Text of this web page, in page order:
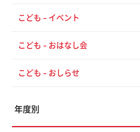
こども - イベント
こども - おはなし会
こども - おしらせ
年度別